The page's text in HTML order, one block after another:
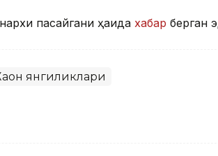
пасайгани ҳақида хабар берган
янгиликлари